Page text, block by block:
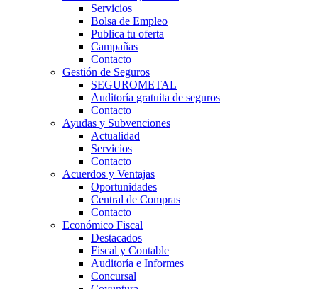
Servicios
Bolsa de Empleo
Publica tu oferta
Campañas
Contacto
Gestión de Seguros
SEGUROMETAL
Auditoría gratuita de seguros
Contacto
Ayudas y Subvenciones
Actualidad
Servicios
Contacto
Acuerdos y Ventajas
Oportunidades
Central de Compras
Contacto
Económico Fiscal
Destacados
Fiscal y Contable
Auditoría e Informes
Concursal